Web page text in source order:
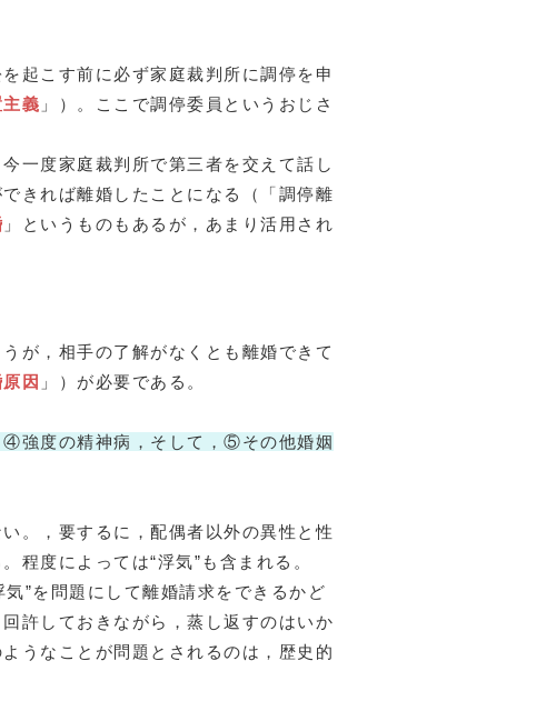
起こす前に必ず家庭裁判所に調停を申
義 」）。ここで調停委員というおじさ
一度家庭裁判所で第三者を交えて話し
きれば離婚したことになる（「調停離
」というものもあるが，あまり活用され
が，相手の了解がなくとも離婚できて
因 」）が必要である。
強度の精神病，そして，⑤その他婚姻
。，要するに，配偶者以外の異性と性
程度によっては“浮気”も含まれる。
”を問題にして離婚請求をできるかど
許しておきながら，蒸し返すのはいか
うなことが問題とされるのは，歴史的